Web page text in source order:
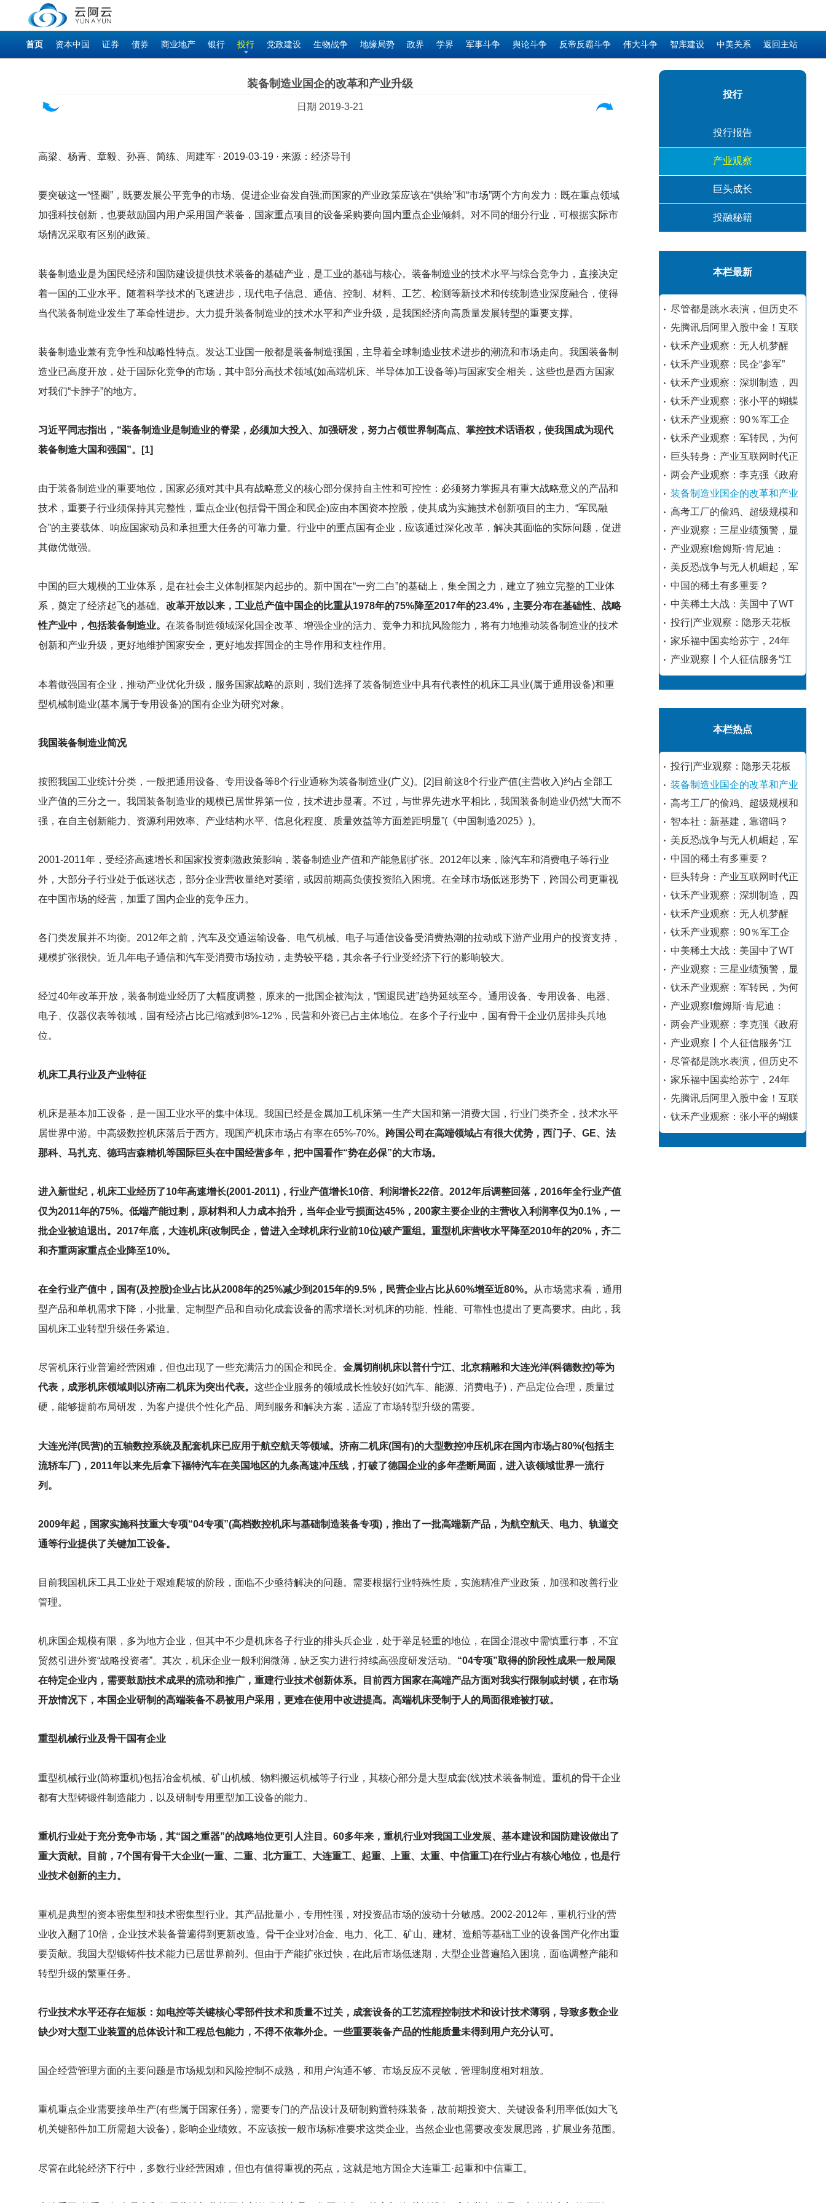
首页 资本中国 证券 债券 商业地产 银行 投行 党政建设 生物战争 地缘局势 政界 学界 军事斗争 舆论斗争 反帝反霸斗争 伟大斗争 智库建设 中美关系 返回主站
装备制造业国企的改革和产业升级
日期 2019-3-21
高梁、杨青、章毅、孙喜、简练、周建军 · 2019-03-19 · 来源：经济导刊
要突破这一“怪圈”，既要发展公平竞争的市场、促进企业奋发自强;而国家的产业政策应该在“供给”和“市场”两个方向发力：既在重点领域
加强科技创新，也要鼓励国内用户采用国产装备，国家重点项目的设备采购要向国内重点企业倾斜。对不同的细分行业，可根据实际市
场情况采取有区别的政策。
装备制造业是为国民经济和国防建设提供技术装备的基础产业，是工业的基础与核心。装备制造业的技术水平与综合竞争力，直接决定
着一国的工业水平。随着科学技术的飞速进步，现代电子信息、通信、控制、材料、工艺、检测等新技术和传统制造业深度融合，使得
当代装备制造业发生了革命性进步。大力提升装备制造业的技术水平和产业升级，是我国经济向高质量发展转型的重要支撑。
装备制造业兼有竞争性和战略性特点。发达工业国一般都是装备制造强国，主导着全球制造业技术进步的潮流和市场走向。我国装备制
造业已高度开放，处于国际化竞争的市场，其中部分高技术领域(如高端机床、半导体加工设备等)与国家安全相关，这些也是西方国家
对我们“卡脖子”的地方。
习近平同志指出，“装备制造业是制造业的脊梁，必须加大投入、加强研发，努力占领世界制高点、掌控技术话语权，使我国成为现代
装备制造大国和强国”。[1]
由于装备制造业的重要地位，国家必须对其中具有战略意义的核心部分保持自主性和可控性：必须努力掌握具有重大战略意义的产品和
技术，重要子行业须保持其完整性，重点企业(包括骨干国企和民企)应由本国资本控股，使其成为实施技术创新项目的主力、“军民融
合”的主要载体、响应国家动员和承担重大任务的可靠力量。行业中的重点国有企业，应该通过深化改革，解决其面临的实际问题，促进
其做优做强。
中国的巨大规模的工业体系，是在社会主义体制框架内起步的。新中国在“一穷二白”的基础上，集全国之力，建立了独立完整的工业体
系，奠定了经济起飞的基础。 改革开放以来，工业总产值中国企的比重从1978年的75%降至2017年的23.4%，主要分布在基础性、战略
性产业中，包括装备制造业。 在装备制造领域深化国企改革、增强企业的活力、竞争力和抗风险能力，将有力地推动装备制造业的技术
创新和产业升级，更好地维护国家安全，更好地发挥国企的主导作用和支柱作用。
本着做强国有企业，推动产业优化升级，服务国家战略的原则，我们选择了装备制造业中具有代表性的机床工具业(属于通用设备)和重
型机械制造业(基本属于专用设备)的国有企业为研究对象。
我国装备制造业简况
按照我国工业统计分类，一般把通用设备、专用设备等8个行业通称为装备制造业(广义)。[2]目前这8个行业产值(主营收入)约占全部工
业产值的三分之一。我国装备制造业的规模已居世界第一位，技术进步显著。不过，与世界先进水平相比，我国装备制造业仍然“大而不
强，在自主创新能力、资源利用效率、产业结构水平、信息化程度、质量效益等方面差距明显”(《中国制造2025》)。
2001-2011年，受经济高速增长和国家投资刺激政策影响，装备制造业产值和产能急剧扩张。2012年以来，除汽车和消费电子等行业
外，大部分子行业处于低迷状态，部分企业营收量绝对萎缩，或因前期高负债投资陷入困境。在全球市场低迷形势下，跨国公司更重视
在中国市场的经营，加重了国内企业的竞争压力。
各门类发展并不均衡。2012年之前，汽车及交通运输设备、电气机械、电子与通信设备受消费热潮的拉动或下游产业用户的投资支持，
规模扩张很快。近几年电子通信和汽车受消费市场拉动，走势较平稳，其余各子行业受经济下行的影响较大。
经过40年改革开放，装备制造业经历了大幅度调整，原来的一批国企被淘汰，“国退民进”趋势延续至今。通用设备、专用设备、电器、
电子、仪器仪表等领域，国有经济占比已缩减到8%-12%，民营和外资已占主体地位。在多个子行业中，国有骨干企业仍居排头兵地
位。
机床工具行业及产业特征
机床是基本加工设备，是一国工业水平的集中体现。我国已经是金属加工机床第一生产大国和第一消费大国，行业门类齐全，技术水平
居世界中游。中高级数控机床落后于西方。现国产机床市场占有率在65%-70%。 跨国公司在高端领域占有很大优势，西门子、GE、法
那科、马扎克、德玛吉森精机等国际巨头在中国经营多年，把中国看作“势在必保”的大市场。
进入新世纪，机床工业经历了10年高速增长(2001-2011)，行业产值增长10倍、利润增长22倍。2012年后调整回落，2016年全行业产值
仅为2011年的75%。低端产能过剩，原材料和人力成本抬升，当年企业亏损面达45%，200家主要企业的主营收入利润率仅为0.1%，一
批企业被迫退出。2017年底，大连机床(改制民企，曾进入全球机床行业前10位)破产重组。重型机床营收水平降至2010年的20%，齐二
和齐重两家重点企业降至10%。
在全行业产值中，国有(及控股)企业占比从2008年的25%减少到2015年的9.5%，民营企业占比从60%增至近80%。
从市场需求看，通用
型产品和单机需求下降，小批量、定制型产品和自动化成套设备的需求增长;对机床的功能、性能、可靠性也提出了更高要求。由此，我
国机床工业转型升级任务紧迫。
尽管机床行业普遍经营困难，但也出现了一些充满活力的国企和民企。 金属切削机床以普什宁江、北京精雕和大连光洋(科德数控)等为
代表，成形机床领域则以济南二机床为突出代表。 这些企业服务的领域成长性较好(如汽车、能源、消费电子)，产品定位合理，质量过
硬，能够提前布局研发，为客户提供个性化产品、周到服务和解决方案，适应了市场转型升级的需要。
大连光洋(民营)的五轴数控系统及配套机床已应用于航空航天等领域。济南二机床(国有)的大型数控冲压机床在国内市场占80%(包括主
流轿车厂)，2011年以来先后拿下福特汽车在美国地区的九条高速冲压线，打破了德国企业的多年垄断局面，进入该领域世界一流行
列。
2009年起，国家实施科技重大专项“04专项”(高档数控机床与基础制造装备专项)，推出了一批高端新产品，为航空航天、电力、轨道交
通等行业提供了关键加工设备。
目前我国机床工具工业处于艰难爬坡的阶段，面临不少亟待解决的问题。需要根据行业特殊性质，实施精准产业政策，加强和改善行业
管理。
机床国企规模有限，多为地方企业，但其中不少是机床各子行业的排头兵企业，处于举足轻重的地位，在国企混改中需慎重行事，不宜
贸然引进外资“战略投资者”。其次，机床企业一般利润微薄，缺乏实力进行持续高强度研发活动。 “04专项”取得的阶段性成果一般局限
在特定企业内，需要鼓励技术成果的流动和推广，重建行业技术创新体系。目前西方国家在高端产品方面对我实行限制或封锁，在市场
开放情况下，本国企业研制的高端装备不易被用户采用，更难在使用中改进提高。高端机床受制于人的局面很难被打破。
重型机械行业及骨干国有企业
重型机械行业(简称重机)包括冶金机械、矿山机械、物料搬运机械等子行业，其核心部分是大型成套(线)技术装备制造。重机的骨干企业
都有大型铸锻件制造能力，以及研制专用重型加工设备的能力。
重机行业处于充分竞争市场，其“国之重器”的战略地位更引人注目。60多年来，重机行业对我国工业发展、基本建设和国防建设做出了
重大贡献。目前，7个国有骨干大企业(一重、二重、北方重工、大连重工、起重、上重、太重、中信重工)在行业占有核心地位，也是行
业技术创新的主力。
重机是典型的资本密集型和技术密集型行业。其产品批量小，专用性强，对投资品市场的波动十分敏感。2002-2012年，重机行业的营
业收入翻了10倍，企业技术装备普遍得到更新改造。骨干企业对冶金、电力、化工、矿山、建材、造船等基础工业的设备国产化作出重
要贡献。我国大型锻铸件技术能力已居世界前列。但由于产能扩张过快，在此后市场低迷期，大型企业普遍陷入困境，面临调整产能和
转型升级的繁重任务。
行业技术水平还存在短板：如电控等关键核心零部件技术和质量不过关，成套设备的工艺流程控制技术和设计技术薄弱，导致多数企业
缺少对大型工业装置的总体设计和工程总包能力，不得不依靠外企。一些重要装备产品的性能质量未得到用户充分认可。
国企经营管理方面的主要问题是市场规划和风险控制不成熟，和用户沟通不够、市场反应不灵敏，管理制度相对粗放。
重机重点企业需要接单生产(有些属于国家任务)，需要专门的产品设计及研制购置特殊装备，故前期投资大、关键设备利用率低(如大飞
机关键部件加工所需超大设备)，影响企业绩效。不应该按一般市场标准要求这类企业。当然企业也需要改变发展思路，扩展业务范围。
尽管在此轮经济下行中，多数行业经营困难，但也有值得重视的亮点，这就是地方国企大连重工·起重和中信重工。
投行
投行报告
产业观察
巨头成长
投融秘籍
本栏最新
尽管都是跳水表演，但历史不
先腾讯后阿里入股中金！互联
钛禾产业观察：无人机梦醒
钛禾产业观察：民企“参军”
钛禾产业观察：深圳制造，四
钛禾产业观察：张小平的蝴蝶
钛禾产业观察：90％军工企
钛禾产业观察：军转民，为何
巨头转身：产业互联网时代正
两会产业观察：李克强《政府
装备制造业国企的改革和产业
高考工厂的偷鸡、超级规模和
产业观察：三星业绩预警，显
产业观察I詹姆斯·肯尼迪：
美反恐战争与无人机崛起，军
中国的稀土有多重要？
中美稀土大战：美国中了WT
投行|产业观察：隐形天花板
家乐福中国卖给苏宁，24年
产业观察丨个人征信服务“江
本栏热点
投行|产业观察：隐形天花板
装备制造业国企的改革和产业
高考工厂的偷鸡、超级规模和
智本社：新基建，靠谱吗？
美反恐战争与无人机崛起，军
中国的稀土有多重要？
巨头转身：产业互联网时代正
钛禾产业观察：深圳制造，四
钛禾产业观察：无人机梦醒
钛禾产业观察：90％军工企
中美稀土大战：美国中了WT
产业观察：三星业绩预警，显
钛禾产业观察：军转民，为何
产业观察I詹姆斯·肯尼迪：
两会产业观察：李克强《政府
产业观察丨个人征信服务“江
尽管都是跳水表演，但历史不
家乐福中国卖给苏宁，24年
先腾讯后阿里入股中金！互联
钛禾产业观察：张小平的蝴蝶